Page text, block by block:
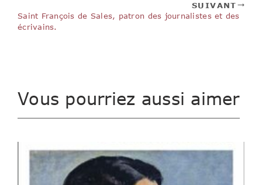
SUIVANT
Saint François de Sales, patron des journalistes et des
écrivains.
Vous pourriez aussi aimer